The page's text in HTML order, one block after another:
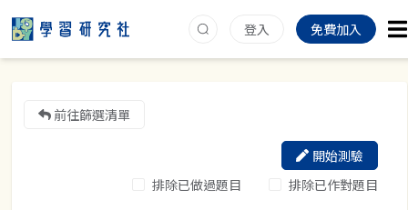
登入 免費加入
前往篩選清單
排除已做過題目 排除已作對題目
開始測驗